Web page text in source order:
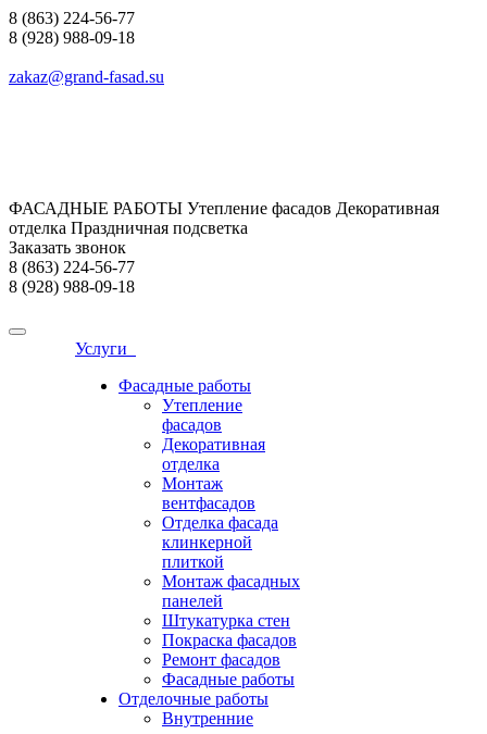
8 (863) 224-56-77
8 (928) 988-09-18
zakaz@grand-fasad.su
ФАСАДНЫЕ РАБОТЫ Утепление фасадов Декоративная
отделка Праздничная подсветка
Заказать звонок
8 (863) 224-56-77
8 (928) 988-09-18
Услуги
Фасадные работы
Утепление
фасадов
Декоративная
отделка
Монтаж
вентфасадов
Отделка фасада
клинкерной
плиткой
Монтаж фасадных
панелей
Штукатурка стен
Покраска фасадов
Ремонт фасадов
Фасадные работы
Отделочные работы
Внутренние